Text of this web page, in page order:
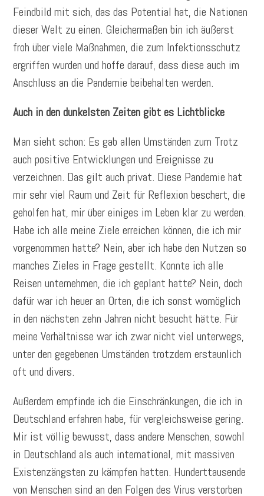
Feindbild mit sich, das das Potential hat, die Nationen
dieser Welt zu einen. Gleichermaßen bin ich äußerst
froh über viele Maßnahmen, die zum Infektionsschutz
ergriffen wurden und hoffe darauf, dass diese auch im
Anschluss an die Pandemie beibehalten werden.
Auch in den dunkelsten Zeiten gibt es Lichtblicke
Man sieht schon: Es gab allen Umständen zum Trotz
auch positive Entwicklungen und Ereignisse zu
verzeichnen. Das gilt auch privat. Diese Pandemie hat
mir sehr viel Raum und Zeit für Reflexion beschert, die
geholfen hat, mir über einiges im Leben klar zu werden.
Habe ich alle meine Ziele erreichen können, die ich mir
vorgenommen hatte? Nein, aber ich habe den Nutzen so
manches Zieles in Frage gestellt. Konnte ich alle
Reisen unternehmen, die ich geplant hatte? Nein, doch
dafür war ich heuer an Orten, die ich sonst womöglich
in den nächsten zehn Jahren nicht besucht hätte. Für
meine Verhältnisse war ich zwar nicht viel unterwegs,
unter den gegebenen Umständen trotzdem erstaunlich
oft und divers.
Außerdem empfinde ich die Einschränkungen, die ich in
Deutschland erfahren habe, für vergleichsweise gering.
Mir ist völlig bewusst, dass andere Menschen, sowohl
in Deutschland als auch international, mit massiven
Existenzängsten zu kämpfen hatten. Hunderttausende
von Menschen sind an den Folgen des Virus verstorben